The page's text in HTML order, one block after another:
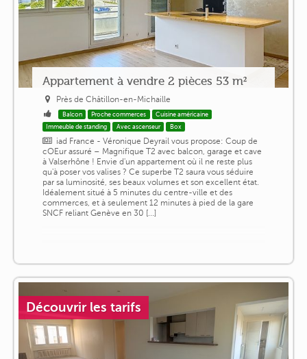
Appartement à vendre 2 pièces 53 m²
Près de Châtillon-en-Michaille
Balcon Proche commerces
Cuisine américaine
Immeuble de standing
Avec ascenseur Box
iad France - Véronique Deyrail vous propose: Coup de
cOEur assuré – Magnifique T2 avec balcon, garage et cave
à Valserhône ! Envie d'un appartement où il ne reste plus
qu'à poser vos valises ? Ce superbe T2 saura vous séduire
par sa luminosité, ses beaux volumes et son excellent état.
Idéalement situé à 5 minutes du centre-ville et des
commerces, et à seulement 12 minutes à pied de la gare
SNCF reliant Genève en 30 [...]
Découvrir les tarifs